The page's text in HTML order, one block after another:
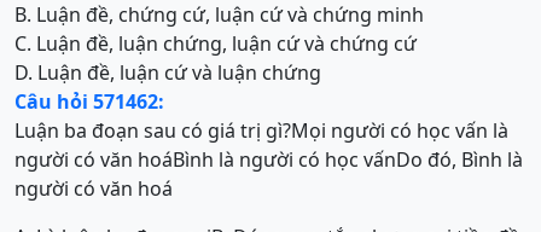
B. Luận đề, chứng cứ, luận cứ và chứng minh
C. Luận đề, luận chứng, luận cứ và chứng cứ
D. Luận đề, luận cứ và luận chứng
Câu hỏi 571462:
Luận ba đoạn sau có giá trị gì?Mọi người có học vấn là
người có văn hoáBình là người có học vấnDo đó, Bình là
người có văn hoá